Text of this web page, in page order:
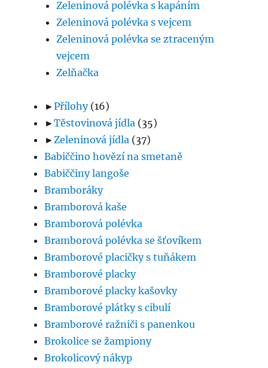
Zeleninová polévka s kapáním
Zeleninová polévka s vejcem
Zeleninová polévka se ztraceným
vejcem
Zelňačka
►Přílohy(16)
►Těstovinová jídla (35)
►Zeleninová jídla (37)
Babiččino hovězí na smetaně
Babiččiny langoše
Bramboráky
Bramborová kaše
Bramborová polévka
Bramborová polévka se šťovíkem
Bramborové placičky s tuňákem
Bramborové placky
Bramborové placky kašovky
Bramborové plátky s cibulí
Bramborové ražniči s panenkou
Brokolice se žampiony
Brokolicový nákyp